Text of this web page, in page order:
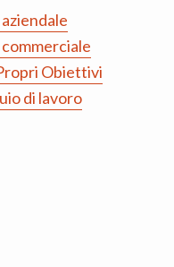
Obiettivi
di lavoro